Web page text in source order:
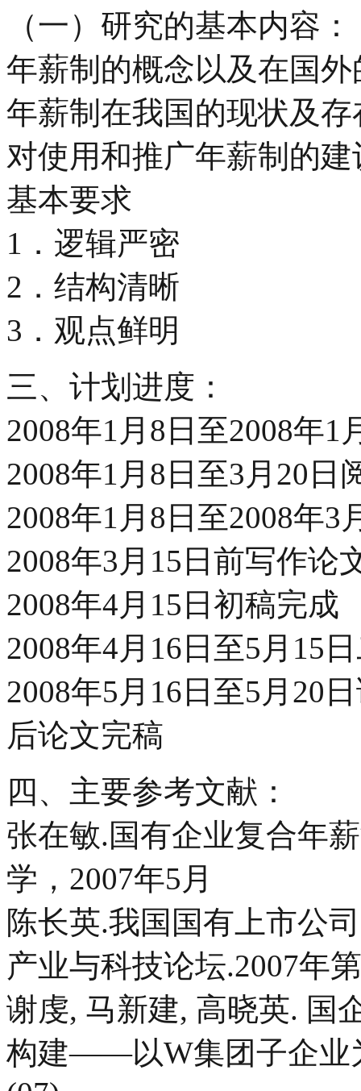
（一）研究的基本内容：
年薪制的概念以及在国
年薪制在我国的现状及存
对使用和推广年薪制的
基本要求
1．逻辑严密
2．结构清晰
3．观点鲜明
三、计划进度：
2008年1月8日至2008年1
2008年1月8日至3月20
2008年1月8日至2008年3
2008年3月15日前写作论
2008年4月15日初稿完成
2008年4月16日至5月15
2008年5月16日至5月20
后论文完稿
四、主要参考文献：
张在敏.国有企业复合年
学，2007年5月
陈长英.我国国有上市公
产业与科技论坛.2007年
谢虔, 马新建, 高晓英. 国
构建——以W集团子企业